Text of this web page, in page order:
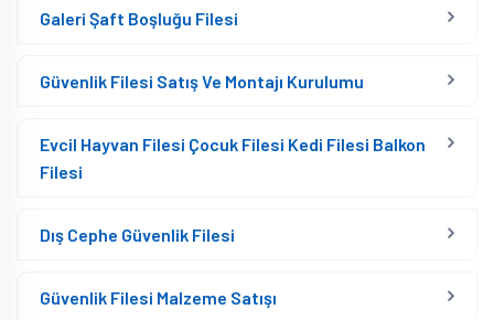
Galeri Şaft Boşluğu Filesi
Güvenlik Filesi Satış Ve Montajı Kurulumu
Evcil Hayvan Filesi Çocuk Filesi Kedi Filesi Balkon
Filesi
Dış Cephe Güvenlik Filesi
Güvenlik Filesi Malzeme Satışı